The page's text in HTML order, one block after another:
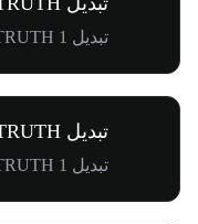
تبدیل 1 TRUTH به ₱0.8167
تبدیل TRUTH به CAD
تبدیل 1 TRUTH به C$0.0188